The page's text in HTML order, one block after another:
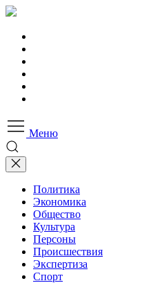
Меню
Политика
Экономика
Общество
Культура
Персоны
Происшествия
Экспертиза
Спорт